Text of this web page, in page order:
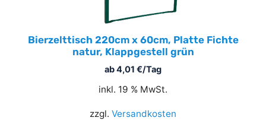
Bierzelttisch 220cm x 60cm, Platte Fichte
natur, Klappgestell grün
ab4,01 €/Tag
inkl. 19 % MwSt.
zzgl. Versandkosten